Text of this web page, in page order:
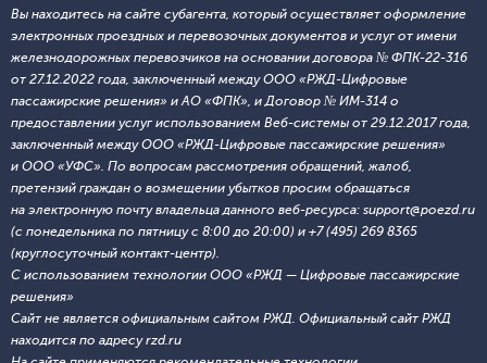
Вы находитесь на сайте субагента, который осуществляет оформление
электронных проездных и перевозочных документов и услуг от имени
железнодорожных перевозчиков на основании договора № ФПК-22-316
от 27.12.2022 года, заключенный между ООО «РЖД-Цифровые
пассажирские решения» и АО «ФПК», и Договор № ИМ-314 о
предоставлении услуг использованием Веб-системы от 29.12.2017 года,
заключенный между ООО «РЖД-Цифровые пассажирские решения»
и ООО «УФС». По вопросам рассмотрения обращений, жалоб,
претензий граждан о возмещении убытков просим обращаться
на электронную почту владельца данного веб-ресурса: support@poezd.ru
(с понедельника по пятницу с 8:00 до 20:00) и +7 (495) 269 8365
(круглосуточный контакт-центр).
С использованием технологии ООО «РЖД — Цифровые пассажирские
решения»
Сайт не является официальным сайтом РЖД. Официальный сайт РЖД
находится по адресу rzd.ru